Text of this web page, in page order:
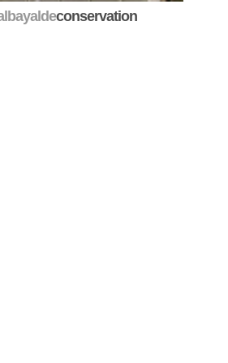
conservation